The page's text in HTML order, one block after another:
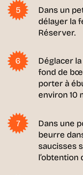
Dans un
délayer la
Réserver.
Déglacer
fond de
porter à
environ 10
Dans une
beurre
saucisses
l’obtention